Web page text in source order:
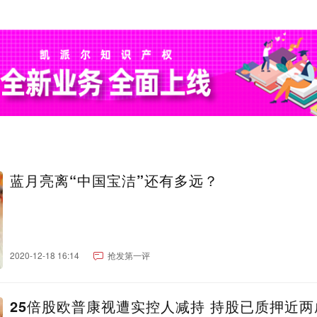
蓝月亮离“中国宝洁”还有多远？
2020-12-18 16:14 抢发第一评
25倍股欧普康视遭实控人减持 持股已质押近